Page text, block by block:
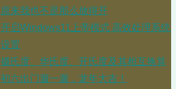
原来我也不是那么放得开
开启Windows11上帝模式 高效处理系统
设置
摄氏度、华氏度、开氏度及其相互换算
初六出门遛一遛，龙年大吉！